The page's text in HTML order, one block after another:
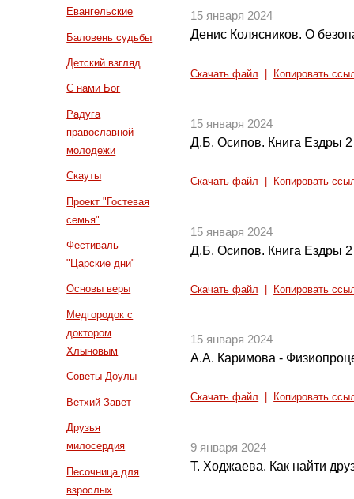
Евангельские
Баловень судьбы
Детский взгляд
С нами Бог
Радуга
православной
молодежи
Скауты
Проект "Гостевая
семья"
Фестиваль
"Царские дни"
Основы веры
Медгородок с
доктором
Хлыновым
Советы Доулы
Ветхий Завет
Друзья
милосердия
Песочница для
взрослых
15 января 2024
Денис Колясников. О
Скачать файл Копировать
15 января 2024
Д.Б. Осипов. Книга Ездры 2
Скачать файл Копировать
15 января 2024
Д.Б. Осипов. Книга Ездры 2
Скачать файл Копировать
15 января 2024
А.А. Каримова -
Скачать файл Копировать
9 января 2024
Т. Ходжаева. Как найти